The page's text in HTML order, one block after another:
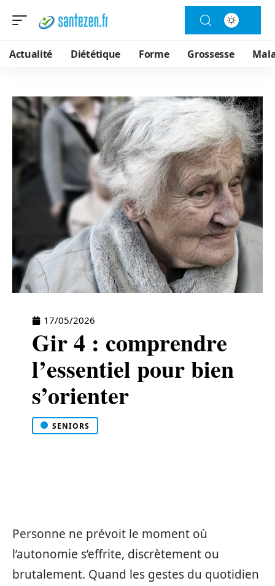
Actualité Diététique Forme Grossesse
17/05/2026
Gir 4 : comprendre
l’essentiel pour bien
s’orienter
SENIORS
Personne ne prévoit le moment où
l’autonomie s’effrite, discrètement ou
brutalement. Quand les gestes du quotidien